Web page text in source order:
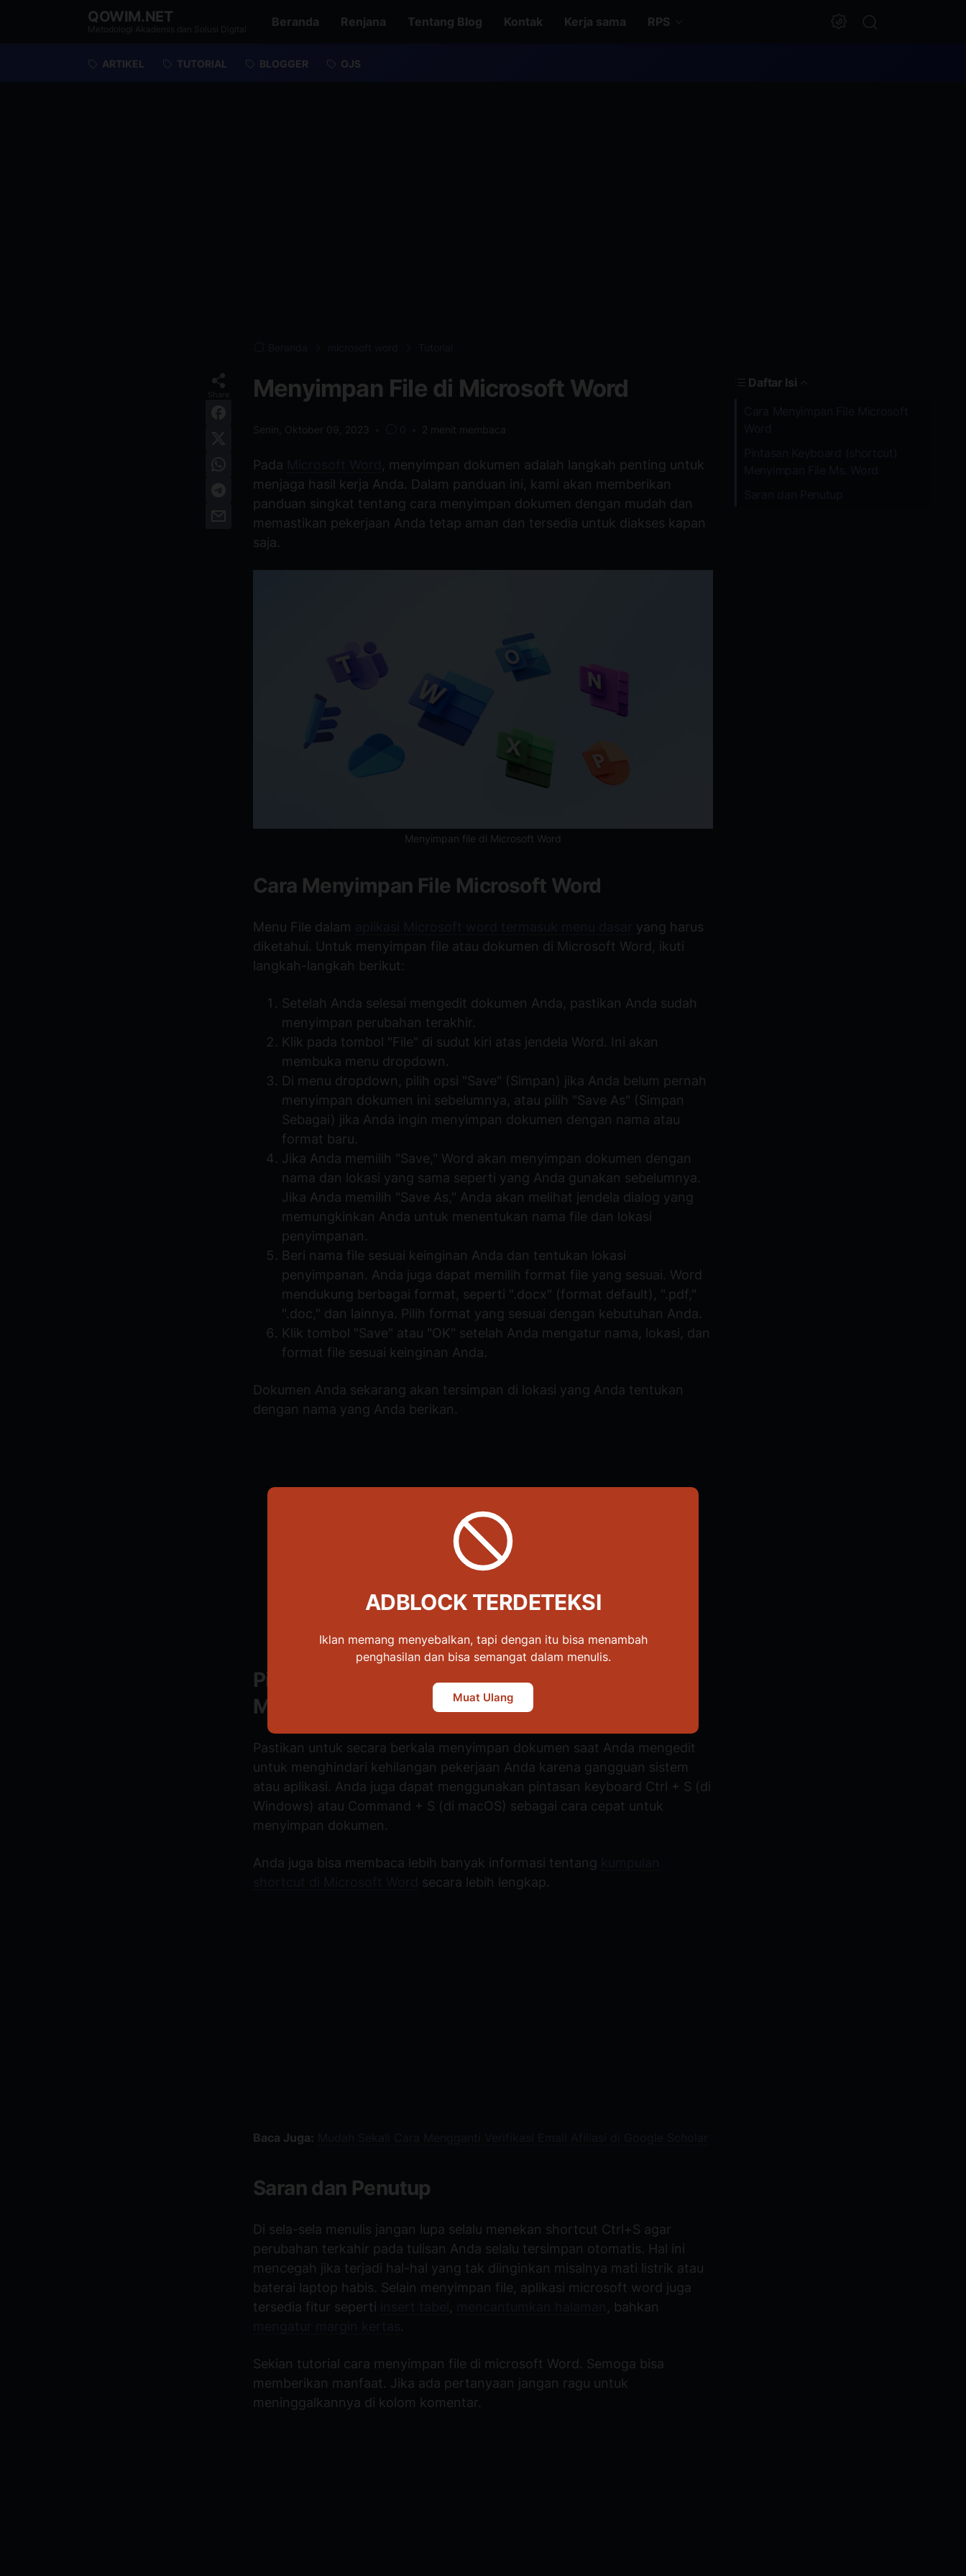
QOWIM.NET
Metodologi Akademis dan Solusi Digital
Beranda Renjana Tentang Blog Kontak Kerja sama RPS
ARTIKEL TUTORIAL BLOGGER OJS
Beranda microsoft word Tutorial
Menyimpan File di Microsoft Word
Senin, Oktober 09, 2023 0 2 menit membaca
Daftar Isi
Cara Menyimpan File Microsoft
Word
Pintasan Keyboard (shortcut)
Menyimpan File Ms. Word
Saran dan Penutup
Pada Microsoft Word
, menyimpan dokumen adalah langkah penting untuk
menjaga hasil kerja Anda. Dalam panduan ini, kami akan memberikan
panduan singkat tentang cara menyimpan dokumen dengan mudah dan
memastikan pekerjaan Anda tetap aman dan tersedia untuk diakses kapan
saja.
Menyimpan file di Microsoft Word
Cara Menyimpan File Microsoft Word
Menu File dalam aplikasi Microsoft word termasuk menu dasar yang harus
diketahui. Untuk menyimpan file atau dokumen di Microsoft Word, ikuti
langkah-langkah berikut:
Setelah Anda selesai mengedit dokumen Anda, pastikan Anda sudah
menyimpan perubahan terakhir.
Klik pada tombol "File" di sudut kiri atas jendela Word. Ini akan
membuka menu dropdown.
Di menu dropdown, pilih opsi "Save" (Simpan) jika Anda belum pernah
menyimpan dokumen ini sebelumnya, atau pilih "Save As" (Simpan
Sebagai) jika Anda ingin menyimpan dokumen dengan nama atau
format baru.
Jika Anda memilih "Save," Word akan menyimpan dokumen dengan
nama dan lokasi yang sama seperti yang Anda gunakan sebelumnya.
Jika Anda memilih "Save As," Anda akan melihat jendela dialog yang
memungkinkan Anda untuk menentukan nama file dan lokasi
penyimpanan.
Beri nama file sesuai keinginan Anda dan tentukan lokasi
penyimpanan. Anda juga dapat memilih format file yang sesuai. Word
mendukung berbagai format, seperti ".docx" (format default), ".pdf,"
".doc," dan lainnya. Pilih format yang sesuai dengan kebutuhan Anda.
Klik tombol "Save" atau "OK" setelah Anda mengatur nama, lokasi, dan
format file sesuai keinginan Anda.
Dokumen Anda sekarang akan tersimpan di lokasi yang Anda tentukan
dengan nama yang Anda berikan.
Pintasan Keyboard (shortcut) Menyimpan File
Ms. Word
Pastikan untuk secara berkala menyimpan dokumen saat Anda mengedit
untuk menghindari kehilangan pekerjaan Anda karena gangguan sistem
atau aplikasi. Anda juga dapat menggunakan pintasan keyboard Ctrl + S (di
Windows) atau Command + S (di macOS) sebagai cara cepat untuk
menyimpan dokumen.
Anda juga bisa membaca lebih banyak informasi tentang kumpulan
shortcut di Microsoft Word secara lebih lengkap.
Baca Juga: Mudah Sekali Cara Mengganti Verifikasi Email Afiliasi di Google Scholar
Saran dan Penutup
Di sela-sela menulis jangan lupa selalu menekan shortcut Ctrl+S agar
perubahan terkahir pada tulisan Anda selalu tersimpan otomatis. Hal ini
mencegah jika terjadi hal-hal yang tak diinginkan misalnya mati listrik atau
baterai laptop habis. Selain menyimpan file, aplikasi microsoft word juga
tersedia fitur seperti insert tabel mencantumkan halaman , bahkan
mengatur margin kertas.
Sekian tutorial cara menyimpan file di microsoft Word. Semoga bisa
memberikan manfaat. Jika ada pertanyaan jangan ragu untuk
meninggalkannya di kolom komentar.
ADBLOCK TERDETEKSI
Iklan memang menyebalkan, tapi dengan itu bisa menambah
penghasilan dan bisa semangat dalam menulis.
Muat Ulang